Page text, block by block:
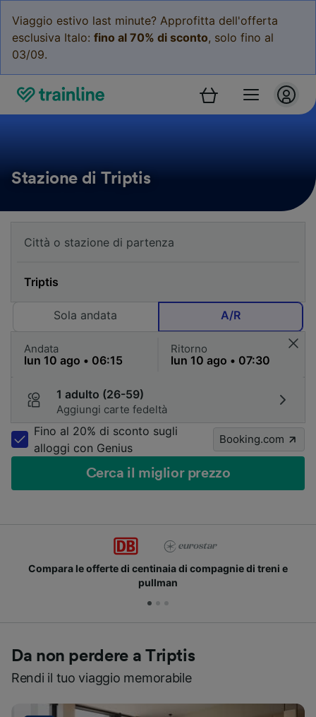
Viaggio estivo last minute? Approfitta dell'offerta
esclusiva Italo: fino al 70% di sconto, solo fino al
03/09.
Stazione di Triptis
Sola andata A/R
Andata Ritorno
1 adulto (26-59)
Aggiungi carte fedeltà
Fino al 20% di sconto sugli
alloggi con Genius
Booking.com
Cerca il miglior prezzo
Compara le offerte di centinaia di compagnie di treni e
pullman
Da non perdere a Triptis
Rendi il tuo viaggio memorabile